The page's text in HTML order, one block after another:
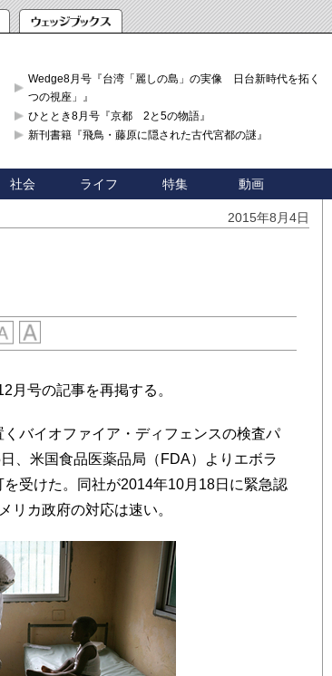
Wedge8月号『台湾「麗しの島」の実像 日台新時代を拓く「3
つの視座」』
ひととき8月号『京都 2と5の物語』
新刊書籍『飛鳥・藤原に隠された古代宮都の謎』
社会 ライフ 特集 動画
2015年8月4日
月号の記事を再掲する。
バイオファイア・ディフェンスの検査パ
、米国食品医薬品局（FDA）よりエボラ
受けた。同社が2014年10月18日に緊急認
リカ政府の対応は速い。